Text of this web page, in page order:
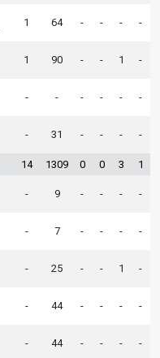
1 64 - - - -
1 90 - - 1 -
- - - - - -
- 31 - - - -
14 1309 0 0 3 1
- 9 - - - -
- 7 - - - -
- 25 - - 1 -
- 44 - - - -
- 44 - - - -